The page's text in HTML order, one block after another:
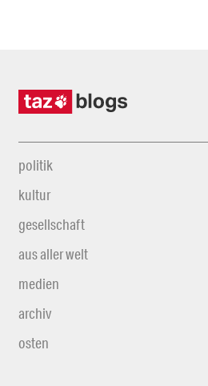
politik
kultur
gesellschaft
aus aller welt
medien
archiv
osten